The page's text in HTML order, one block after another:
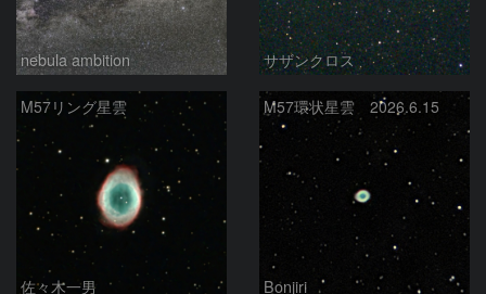
nebula ambition サザンクロス
M57リング星雲
佐々木一男
M57環状星雲 2026.6.15
Bonjiri